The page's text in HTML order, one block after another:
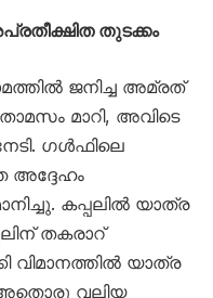
തുടക്കം
ജനിച്ച അമ്രത്
മാറി, അവിടെ
ഗൾഫിലെ
അദ്ദേഹം
കപ്പലിൽ യാത്ര
തകരാറ്
വിമാനത്തിൽ യാത്ര
അതൊരു വലിയ